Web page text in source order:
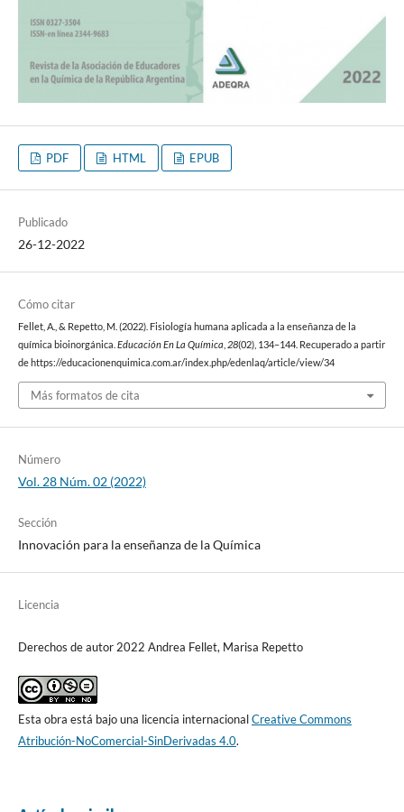
PDF HTML EPUB
Publicado
26-12-2022
Cómo citar
Fellet, A., & Repetto, M. (2022). Fisiología humana aplicada a la enseñanza de la
química bioinorgánica.Educación En La Química,28(02), 134–144. Recuperado a partir
de https://educacionenquimica.com.ar/index.php/edenlaq/article/view/34
Más formatos de cita
Número
Vol. 28 Núm. 02 (2022)
Sección
Innovación para la enseñanza de la Química
Licencia
Derechos de autor 2022 Andrea Fellet, Marisa Repetto
Esta obra está bajo una licencia internacionalCreative Commons
Atribución-NoComercial-SinDerivadas 4.0.